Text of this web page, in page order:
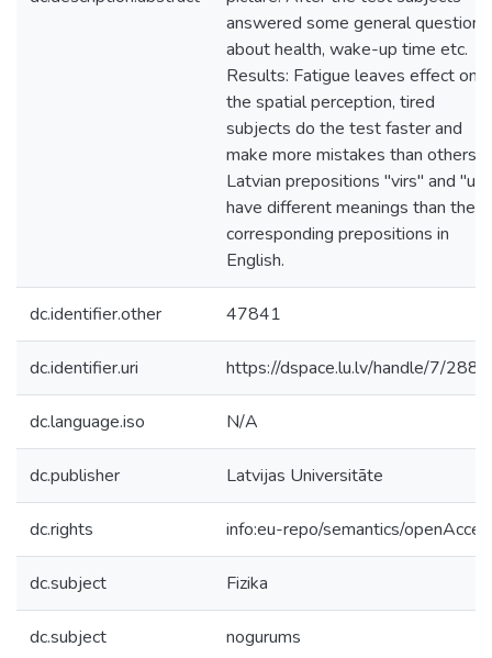
answered some general questions
about health, wake-up time etc.
Results: Fatigue leaves effect on
the spatial perception, tired
subjects do the test faster and
make more mistakes than others.
Latvian prepositions "virs" and "uz"
have different meanings than the
corresponding prepositions in
English.
dc.identifier.other 47841
dc.identifier.uri https://dspace.lu.lv/handle/7/
dc.language.iso N/A
dc.publisher Latvijas Universitāte
dc.rights info:eu-repo/semantics/
dc.subject Fizika
dc.subject nogurums